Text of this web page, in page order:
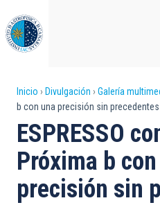
al
contenido
principal
Sobrescribir
enlaces
de
ayuda
a
Inicio Divulgación Galería
b con una precisión sin precedentes
ESPRESSO
Próxima b
precisión sin